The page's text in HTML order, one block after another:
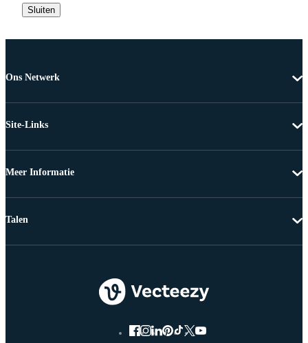
Sluiten
Ons Netwerk
Site-Links
Meer Informatie
Talen